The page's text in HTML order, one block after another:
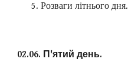
Розваги літнього дня.
02.06. П'ятий день.